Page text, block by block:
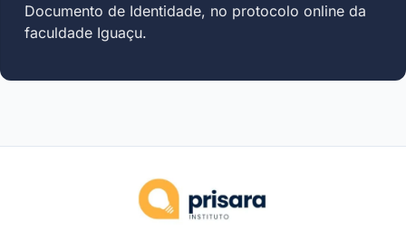
Documento de Identidade, no protocolo online da
faculdade Iguaçu.